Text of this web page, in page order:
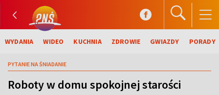
WYDANIA WIDEO KUCHNIA ZDROWIE GWIAZDY PORADY
PYTANIE NA ŚNIADANIE
Roboty w domu spokojnej starości